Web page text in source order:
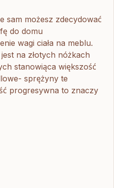
sam możesz zdecydować
do domu
wagi ciała na meblu.
na złotych nóżkach
stanowiąca większość
sprężyny te
progresywna to znaczy